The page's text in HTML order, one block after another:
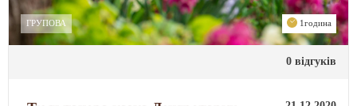
ГРУПОВА 1година
0 відгуків